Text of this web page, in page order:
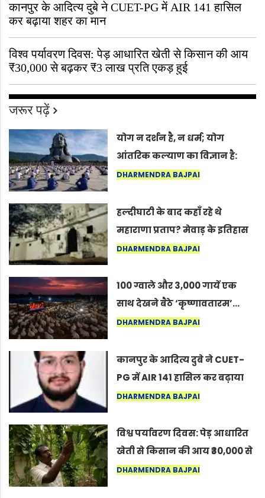
कानपुर के आदित्य दुबे ने CUET-PG में AIR 141 हासिल
कर बढ़ाया शहर का मान
विश्व पर्यावरण दिवस: पेड़ आधारित खेती से किसान की आय
₹30,000 से बढ़कर ₹3 लाख प्रति एकड़ हुई
जरूर पढ़ें
योग न दर्शन है, न धर्म; योग
आंतरिक कल्याण का विज्ञान है:
अंतरराष्ट्रीय योग दिवस 2026 पर
DHARMENDRA BAJPAI
हल्दीघाटी के बाद कहाँ रहे थे
महाराणा प्रताप? मेवाड़ के इतिहास
का वह अनकहा अध्याय जो आज भी
DHARMENDRA BAJPAI
100 ग्वाले और 3,000 गायें एक
साथ देखने बैठे ‘कृष्णावतारम’…
नागपुर में दिखा ऐसा नज़ारा कि
कर सकते हैं”
DHARMENDRA BAJPAI
कानपुर के आदित्य दुबे ने CUET-
PG में AIR 141 हासिल कर बढ़ाया
शहर का मान
DHARMENDRA BAJPAI
विश्व पर्यावरण दिवस: पेड़ आधारित
खेती से किसान की आय ₹30,000 से
बढ़कर ₹3 लाख प्रति एकड़ हुई
DHARMENDRA BAJPAI